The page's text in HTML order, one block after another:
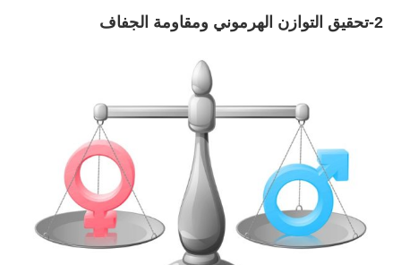
2-تحقيق التوازن الهرموني ومقاومة الجفاف